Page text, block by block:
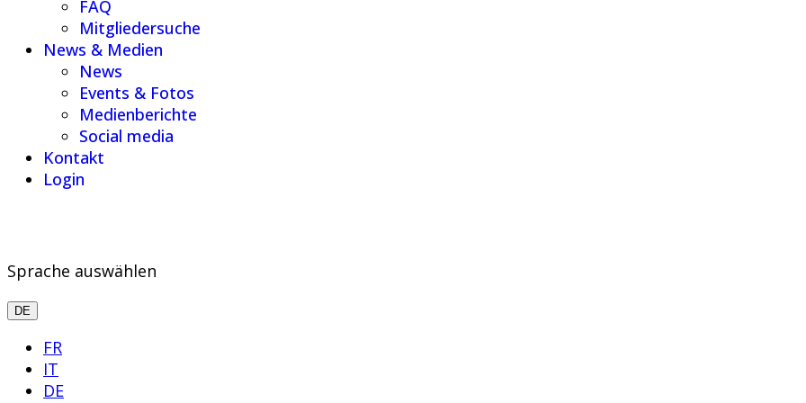
FAQ
Mitgliedersuche
News & Medien
News
Events & Fotos
Medienberichte
Social media
Kontakt
Login
Sprache auswählen
DE
FR
IT
DE